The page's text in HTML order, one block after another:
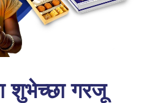
शुभेच्छा गरजू